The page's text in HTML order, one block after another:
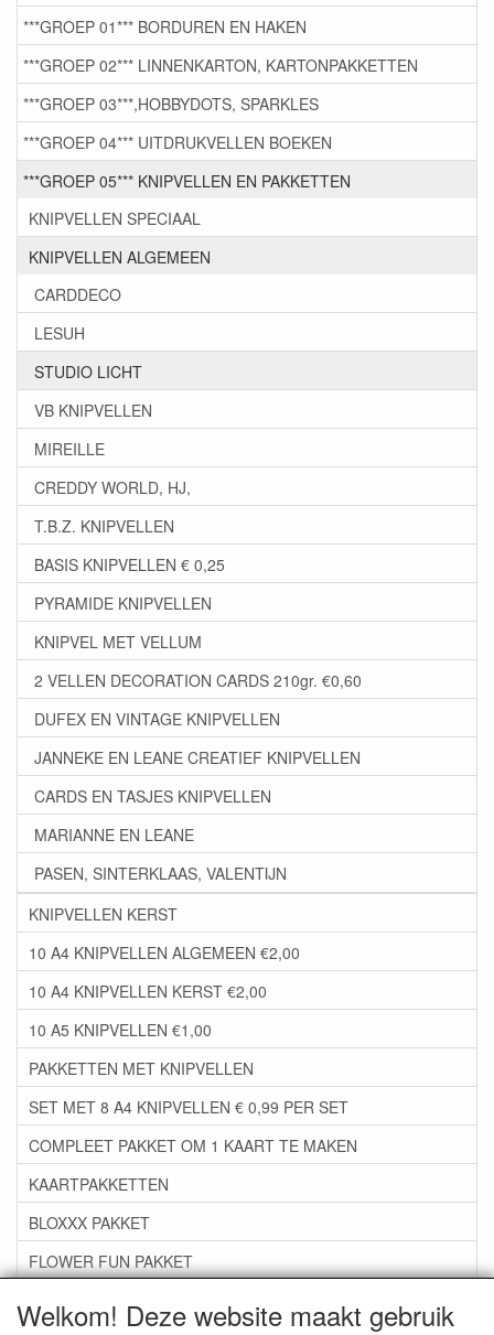
Welkom! Deze website maakt gebruik
***GROEP 01*** BORDUREN EN HAKEN
***GROEP 02*** LINNENKARTON, KARTONPAKKETTEN
***GROEP 03***,HOBBYDOTS, SPARKLES
***GROEP 04*** UITDRUKVELLEN BOEKEN
***GROEP 05*** KNIPVELLEN EN PAKKETTEN
KNIPVELLEN SPECIAAL
KNIPVELLEN ALGEMEEN
CARDDECO
LESUH
STUDIO LICHT
VB KNIPVELLEN
MIREILLE
CREDDY WORLD, HJ,
T.B.Z. KNIPVELLEN
BASIS KNIPVELLEN € 0,25
PYRAMIDE KNIPVELLEN
KNIPVEL MET VELLUM
2 VELLEN DECORATION CARDS 210gr. €0,60
DUFEX EN VINTAGE KNIPVELLEN
JANNEKE EN LEANE CREATIEF KNIPVELLEN
CARDS EN TASJES KNIPVELLEN
MARIANNE EN LEANE
PASEN, SINTERKLAAS, VALENTIJN
KNIPVELLEN KERST
10 A4 KNIPVELLEN ALGEMEEN €2,00
10 A4 KNIPVELLEN KERST €2,00
10 A5 KNIPVELLEN €1,00
PAKKETTEN MET KNIPVELLEN
SET MET 8 A4 KNIPVELLEN € 0,99 PER SET
COMPLEET PAKKET OM 1 KAART TE MAKEN
KAARTPAKKETTEN
BLOXXX PAKKET
FLOWER FUN PAKKET
***GROEP 06*** TAPE/LIJM SNIJMALLEN STEMPELS